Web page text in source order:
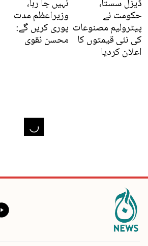
ڈیزل سستا،
حکومت نے
پیٹرولیم مصنوعات
کی نئی قیمتوں کا
اعلان کردیا
نہیں جا رہا،
وزیراعظم مدت
پوری کریں گے:
محسن نقوی